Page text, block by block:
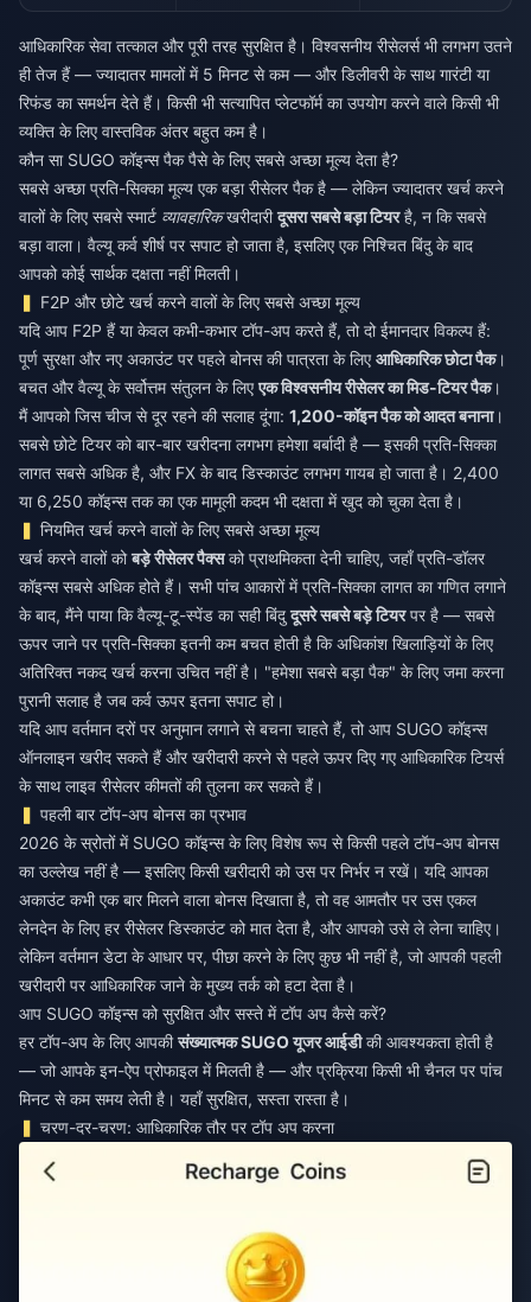
आधिकारिक सेवा तत्काल और पूरी तरह सुरक्षित है। विश्वसनीय रीसेलर्स भी लगभग उतने
ही तेज हैं — ज्यादातर मामलों में 5 मिनट से कम — और डिलीवरी के साथ गारंटी या
रिफंड का समर्थन देते हैं। किसी भी सत्यापित प्लेटफॉर्म का उपयोग करने वाले किसी भी
व्यक्ति के लिए वास्तविक अंतर बहुत कम है।
कौन सा SUGO कॉइन्स पैक पैसे के लिए सबसे अच्छा मूल्य देता है?
सबसे अच्छा प्रति-सिक्का मूल्य एक बड़ा रीसेलर पैक है — लेकिन ज्यादातर खर्च करने
वालों के लिए सबसे स्मार्ट व्यावहारिकखरीदारीदूसरा सबसे बड़ा टियरहै, न कि सबसे
बड़ा वाला। वैल्यू कर्व शीर्ष पर सपाट हो जाता है, इसलिए एक निश्चित बिंदु के बाद
आपको कोई सार्थक दक्षता नहीं मिलती।
F2P और छोटे खर्च करने वालों के लिए सबसे अच्छा मूल्य
यदि आप F2P हैं या केवल कभी-कभार टॉप-अप करते हैं, तो दो ईमानदार विकल्प हैं:
पूर्ण सुरक्षा और नए अकाउंट पर पहले बोनस की पात्रता के लिए आधिकारिक छोटा पैक।
बचत और वैल्यू के सर्वोत्तम संतुलन के लिएएक विश्वसनीय रीसेलर का मिड-टियर पैक।
मैं आपको जिस चीज से दूर रहने की सलाह दूंगा: 1,200-कॉइन पैक को आदत बनाना।
सबसे छोटे टियर को बार-बार खरीदना लगभग हमेशा बर्बादी है — इसकी प्रति-सिक्का
लागत सबसे अधिक है, और FX के बाद डिस्काउंट लगभग गायब हो जाता है। 2,400
या 6,250 कॉइन्स तक का एक मामूली कदम भी दक्षता में खुद को चुका देता है।
नियमित खर्च करने वालों के लिए सबसे अच्छा मूल्य
खर्च करने वालों कोबड़े रीसेलर पैक्सको प्राथमिकता देनी चाहिए, जहाँ प्रति-डॉलर
कॉइन्स सबसे अधिक होते हैं। सभी पांच आकारों में प्रति-सिक्का लागत का गणित लगाने
के बाद, मैंने पाया कि वैल्यू-टू-स्पेंड का सही बिंदुदूसरे सबसे बड़े टियरपर है — सबसे
ऊपर जाने पर प्रति-सिक्का इतनी कम बचत होती है कि अधिकांश खिलाड़ियों के लिए
अतिरिक्त नकद खर्च करना उचित नहीं है। "हमेशा सबसे बड़ा पैक" के लिए जमा करना
पुरानी सलाह है जब कर्व ऊपर इतना सपाट हो।
यदि आप वर्तमान दरों पर अनुमान लगाने से बचना चाहते हैं, तो आप SUGO कॉइन्स
ऑनलाइन खरीद सकते हैंऔर खरीदारी करने से पहले ऊपर दिए गए आधिकारिक टियर्स
के साथ लाइव रीसेलर कीमतों की तुलना कर सकते हैं।
पहली बार टॉप-अप बोनस का प्रभाव
2026 के स्रोतों में SUGO कॉइन्स के लिए विशेष रूप से किसी पहले टॉप-अप बोनस
का उल्लेख नहीं है — इसलिए किसी खरीदारी को उस पर निर्भर न रखें। यदि आपका
अकाउंट कभी एक बार मिलने वाला बोनस दिखाता है, तो वह आमतौर पर उस एकल
लेनदेन के लिए हर रीसेलर डिस्काउंट को मात देता है, और आपको उसे ले लेना चाहिए।
लेकिन वर्तमान डेटा के आधार पर, पीछा करने के लिए कुछ भी नहीं है, जो आपकी पहली
खरीदारी पर आधिकारिक जाने के मुख्य तर्क को हटा देता है।
आप SUGO कॉइन्स को सुरक्षित और सस्ते में टॉप अप कैसे करें?
हर टॉप-अप के लिए आपकीसंख्यात्मक SUGO यूजर आईडीकी आवश्यकता होती है
— जो आपके इन-ऐप प्रोफाइल में मिलती है — और प्रक्रिया किसी भी चैनल पर पांच
मिनट से कम समय लेती है। यहाँ सुरक्षित, सस्ता रास्ता है।
चरण-दर-चरण: आधिकारिक तौर पर टॉप अप करना